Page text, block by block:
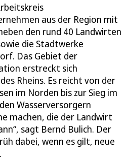
aus der Region mit
den rund 40 Landwirten
die Stadtwerke
Das Gebiet der
erstreckt sich
Rheins. Es reicht von der
im Norden bis zur Sieg im
Wasserversorgern
machen, die der Landwirt
sagt Bernd Bulich. Der
dabei, wenn es gilt, neue